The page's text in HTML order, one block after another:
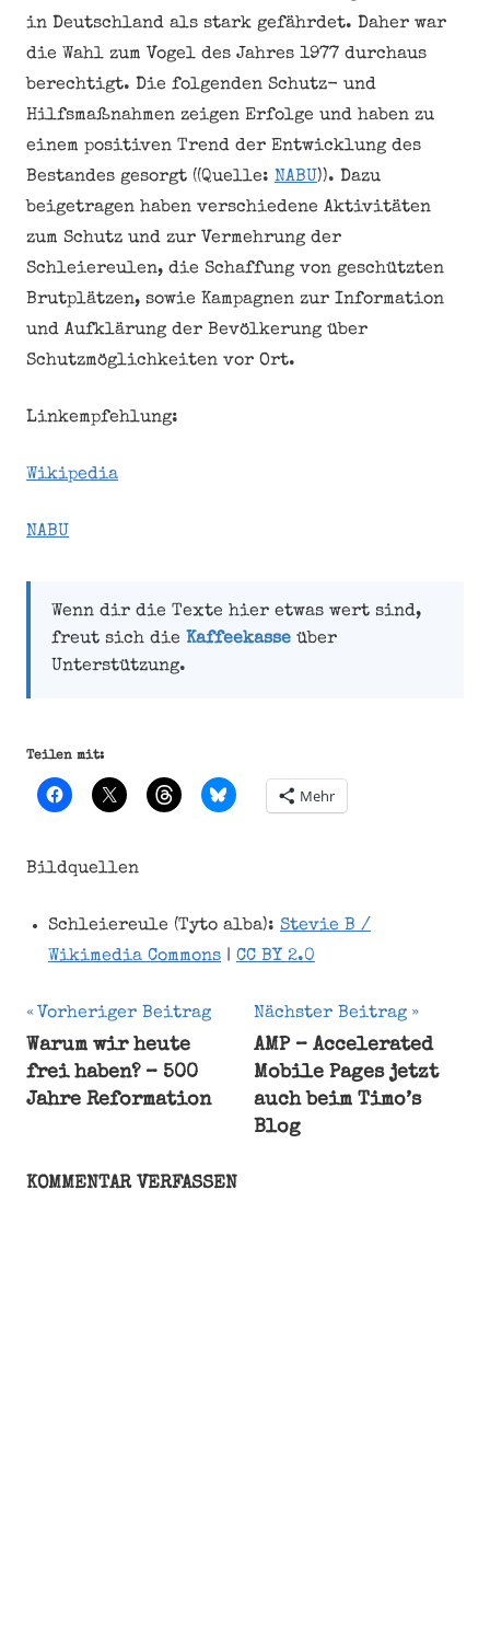
in Deutschland als stark gefährdet. Daher war
die Wahl zum Vogel des Jahres 1977 durchaus
berechtigt. Die folgenden Schutz- und
Hilfsmaßnahmen zeigen Erfolge und haben zu
einem positiven Trend der Entwicklung des
Bestandes gesorgt ((Quelle: NABU)). Dazu
beigetragen haben verschiedene Aktivitäten
zum Schutz und zur Vermehrung der
Schleiereulen, die Schaffung von geschützten
Brutplätzen, sowie Kampagnen zur Information
und Aufklärung der Bevölkerung über
Schutzmöglichkeiten vor Ort.
Linkempfehlung:
Wikipedia
NABU
Wenn dir die Texte hier etwas wert sind,
freut sich die Kaffeekasseüber
Unterstützung.
Teilen mit:
Mehr
Bildquellen
Schleiereule (Tyto alba): Stevie B /
Wikimedia Commons | CC BY 2.0
Kuckuck
Schleiereule
Schuhu
Beitragsnavigation
Vorheriger Beitrag
Warum wir heute
frei haben? – 500
Jahre Reformation
Nächster Beitrag
AMP – Accelerated
Mobile Pages jetzt
auch beim Timo’s
Blog
KOMMENTAR VERFASSEN